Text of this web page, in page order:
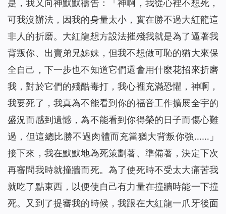
是，我又向神默默禱告：「神啊，我從心裡不想死，
可我沒辦法，因我的身量太小，實在勝不過大紅龍這
非人的折磨。大紅龍想方設法摧殘我就是為了逼著我
背叛你、出賣弟兄姊妹，但我不想做可恥的猶大來保
全自己，下一步也不知道它們還會用什麼花招來折磨
我，對於它們的殘酷毒打，我心裡充滿恐懼，神啊，
我要死了，我真為不能看到你的福音工作擴展全宇的
盛況而感到遺憾，為不能看到你得榮的日子而傷心難
過，但這總比勝不過肉體而充當猶大背叛你強……」
接下來，我在默默地為死策劃著、準備著，決定下次
再審問我時就撞牆而死。為了使死時不受太大痛苦我
就吃了點東西，以便使自己有力量在撞牆時能一下撞
死。又到了提審我的時候，我跟在大紅龍一爪牙後面